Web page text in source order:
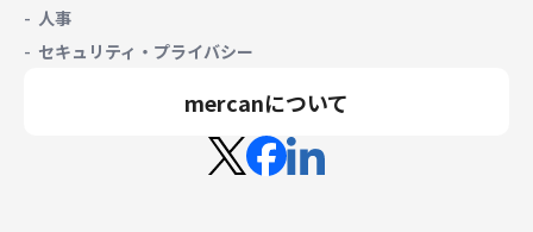
人事
セキュリティ・プライバシー
mercanについて